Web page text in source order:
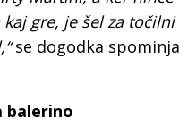
gre, je šel za točilni
se dogodka spominja
balerino